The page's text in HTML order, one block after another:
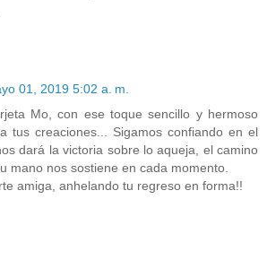
01, 2019 5:02 a. m.
Mo, con ese toque sencillo y hermoso
tus creaciones... Sigamos confiando en el
dará la victoria sobre lo aqueja, el camino
mano nos sostiene en cada momento.
amiga, anhelando tu regreso en forma!!